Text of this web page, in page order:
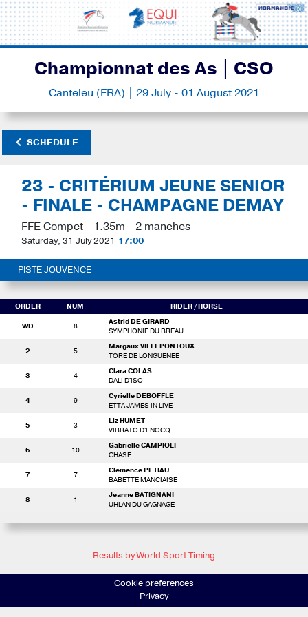
Championnat des As | CSO
Canteleu (FRA) | 29 July - 01 August 2021
SCHEDULE
23 - CRITÉRIUM JEUNE SENIOR
- FINALE - CHAMPAGNE DEMAY
FFE Compet - 1.35m - 2 manches
Saturday, 31 July 2021 17:00
PISTE JOUVENCE
ORDER NUM RIDER / HORSE
WD 8
Astrid DE GIRARD
SYMPHONIE DU BREAU
2 5
Margaux VILLEPONTOUX
TORE DE LONGUENEE
3 4
Clara COLAS
DALI D'ISO
4 9
Cyrielle DEBOFFLE
ETTA JAMES IN LIVE
5 3
Liz HUMET
VIBRATO D'ENOCQ
6 10
Gabrielle CAMPIOLI
CHASE
7 7
Clemence PETIAU
BABETTE MANCIAISE
8 1
Jeanne BATIGNANI
UHLAN DU GAGNAGE
Results by World Sport Timing
Cookie preferences
Privacy